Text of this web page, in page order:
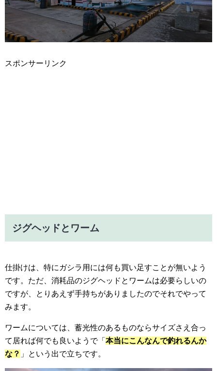
スポンサーリンク
ジグヘッドとワーム
仕掛けは、特にガシラ用には何も買い足すことが無いよう
です。ただ、消耗品のジグヘッドとワームは必要らしいの
ですが、とりあえず手持ちがありましたのでそれでやって
みます。
ワームについては、蓄光性のあるものならサイズさえ合っ
て居れば何でも良いようで「 本当にこんなんで釣れるんか
な？ 」という出で立ちです。